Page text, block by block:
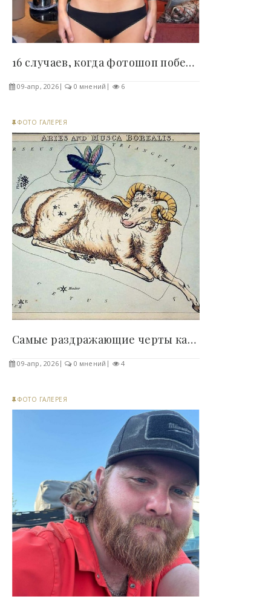
16 случаев, когда фотошоп победил реальность (а..
09-апр, 2026 0 мнений 6
ФОТО ГАЛЕРЕЯ
Самые раздражающие черты каждого знака зодиака..
09-апр, 2026 0 мнений 4
ФОТО ГАЛЕРЕЯ